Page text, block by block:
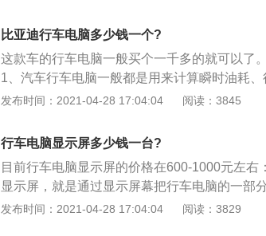
比亚迪行车电脑多少钱一个?
这款车的行车电脑一般买个一千多的就可以了
1、汽车行车电脑一般都是用来计算瞬时油耗
均油耗等，有的还可以设置提醒保养，提醒驾
在的车基本上都是电喷车，以前化油器的高级
一般行车电脑都是在仪表盘或者中控台上有一
驾驶员参考。
发布时间：2021-04-28 17:04:04 阅读：3845
行车电脑显示屏多少钱一台?
目前行车电脑显示屏的价格在600-1000元左右
显示屏，就是通过显示屏幕把行车电脑的一部
般可以显示行车信息以及多媒体信息；2、大多
发布时间：2021-04-28 17:04:04 阅读：3829